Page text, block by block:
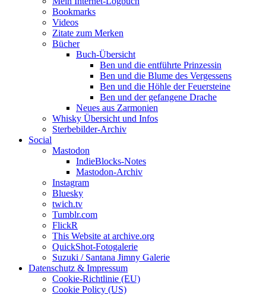
Bookmarks
Videos
Zitate zum Merken
Bücher
Buch-Übersicht
Ben und die entführte Prinzessin
Ben und die Blume des Vergessens
Ben und die Höhle der Feuersteine
Ben und der gefangene Drache
Neues aus Zarmonien
Whisky Übersicht und Infos
Sterbebilder-Archiv
Social
Mastodon
IndieBlocks-Notes
Mastodon-Archiv
Instagram
Bluesky
twich.tv
Tumblr.com
FlickR
This Website at archive.org
QuickShot-Fotogalerie
Suzuki / Santana Jimny Galerie
Datenschutz & Impressum
Cookie-Richtlinie (EU)
Cookie Policy (US)